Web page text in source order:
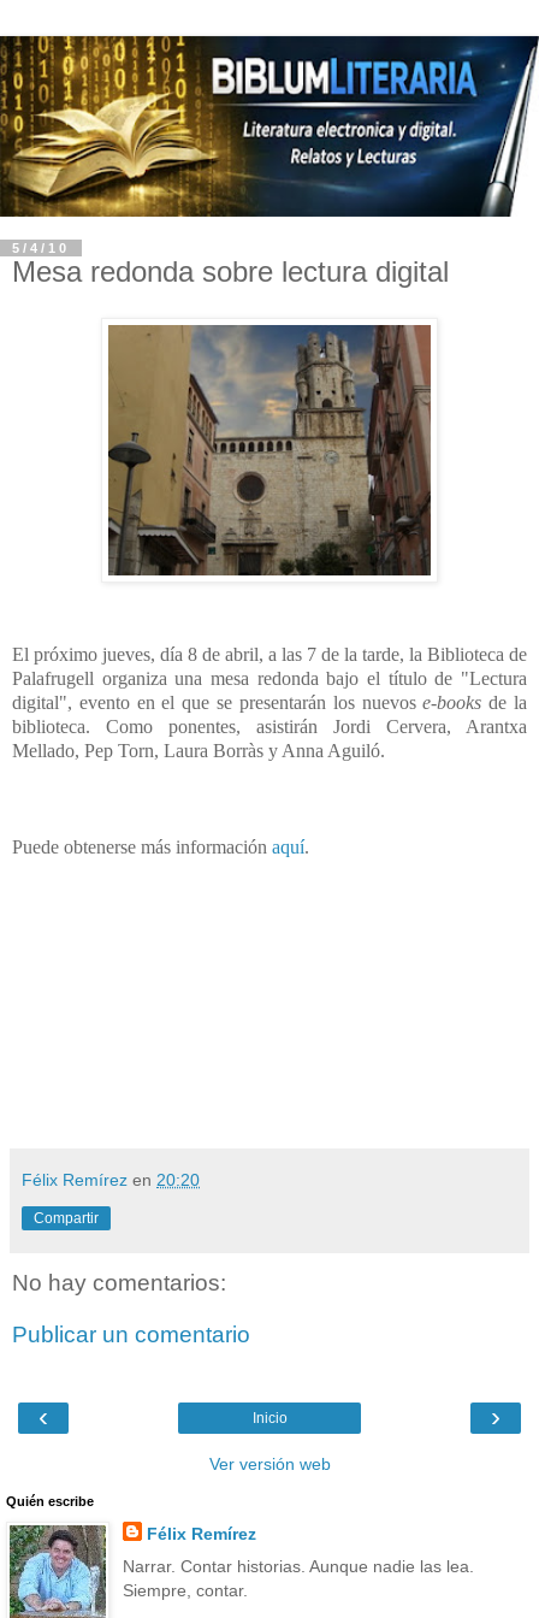
5/4/10
Mesa redonda sobre lectura digital
El próximo jueves, día 8 de abril, a las 7 de la tarde, la Biblioteca de
Palafrugell organiza una mesa redonda bajo el título de "Lectura
digital", evento en el que se presentarán los nuevose-books de la
biblioteca. Como ponentes, asistirán Jordi Cervera, Arantxa
Mellado, Pep Torn, Laura Borràs y Anna Aguiló.
Puede obtenerse más información aquí.
Félix Remírez en 20:20
Compartir
No hay comentarios:
Publicar un comentario
‹ ›
Inicio
Ver versión web
Quién escribe
Félix Remírez
Narrar. Contar historias. Aunque nadie las lea.
Siempre, contar.